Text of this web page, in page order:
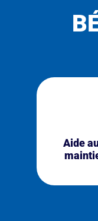
Aide